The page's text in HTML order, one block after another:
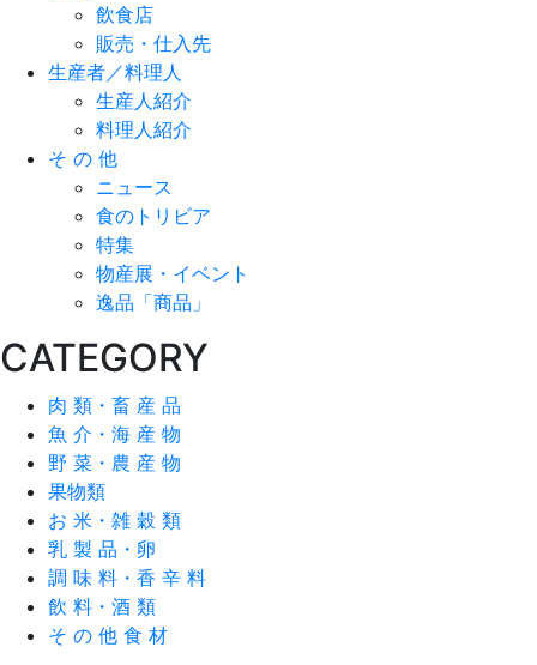
飲食店
販売・仕入先
生産者／料理人
生産人紹介
料理人紹介
そ の 他
ニュース
食のトリビア
特集
物産展・イベント
逸品「商品」
CATEGORY
肉 類・畜 産 品
魚 介・海 産 物
野 菜・農 産 物
果物類
お 米・雑 穀 類
乳 製 品・卵
調 味 料・香 辛 料
飲 料・酒 類
そ の 他 食 材